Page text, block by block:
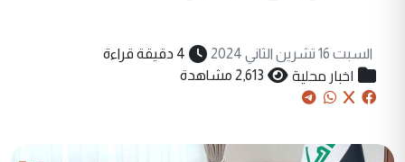
السبت 16 تشرين الثاني 2024 4 دقيقة قراءة
اخبار محلية 2,613 مشاهدة